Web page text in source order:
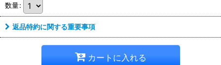
数量:
返品特約に関する重要事項
カートに入れる